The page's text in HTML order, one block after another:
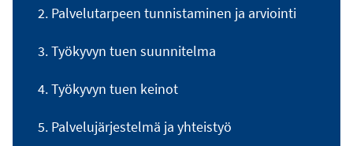
2. Palvelutarpeen tunnistaminen ja arviointi
3. Työkyvyn tuen suunnitelma
4. Työkyvyn tuen keinot
5. Palvelujärjestelmä ja yhteistyö